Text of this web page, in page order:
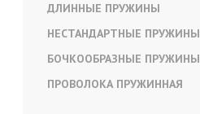
ДЛИННЫЕ ПРУЖИНЫ
НЕСТАНДАРТНЫЕ ПРУЖИНЫ
БОЧКООБРАЗНЫЕ ПРУЖИНЫ
ПРОВОЛОКА ПРУЖИННАЯ